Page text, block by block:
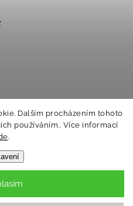
Dalším procházením tohoto
používáním.. Více informací
.
. Všechna práva vyhrazena.